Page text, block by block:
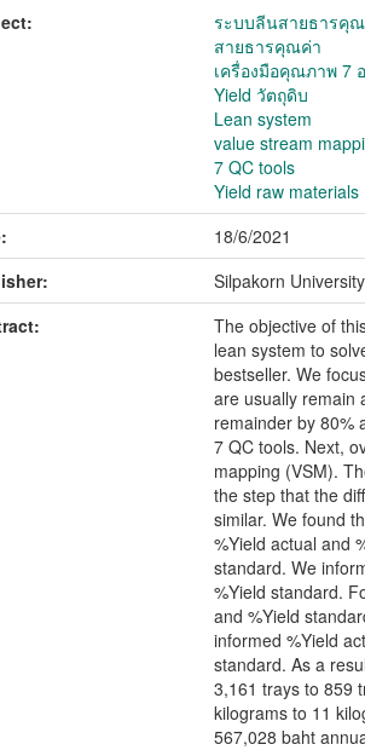
ระบบลีนสายธารคุ
สายธารคุณค่า
เครื่องมือคุณภาพ 7
Yield วัตถุดิบ
Lean system
value stream
7 QC tools
Yield raw materials
18/6/2021
Silpakorn University
The objective of
lean system to
bestseller. We
are usually remain
remainder by 80%
7 QC tools. Next,
mapping (VSM).
the step that the
similar. We found
%Yield actual and
standard. We
%Yield standard.
and %Yield
informed %Yield
standard. As a
3,161 trays to 859
kilograms to 11
567,028 baht